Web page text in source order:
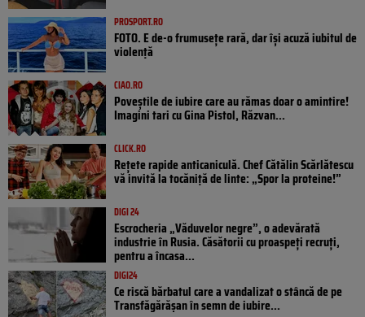
PROSPORT.RO
FOTO. E de-o frumusețe rară, dar își acuză iubitul de
violență
CIAO.RO
Poveştile de iubire care au rămas doar o amintire!
Imagini tari cu Gina Pistol, Răzvan...
CLICK.RO
Rețete rapide anticaniculă. Chef Cătălin Scărlătescu
vă invită la tocăniță de linte: „Spor la proteine!”
DIGI 24
Escrocheria „Văduvelor negre”, o adevărată
industrie în Rusia. Căsătorii cu proaspeți recruți,
pentru a încasa...
DIGI24
Ce riscă bărbatul care a vandalizat o stâncă de pe
Transfăgărășan în semn de iubire...